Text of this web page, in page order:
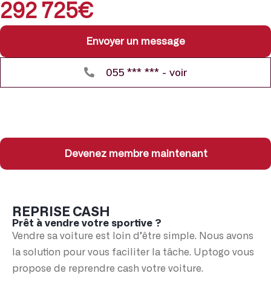
292 725€
Envoyer un message
055 *** *** - voir
Devenez membre maintenant
REPRISE CASH
Prêt à vendre votre sportive ?
Vendre sa voiture est loin d’être simple. Nous avons
la solution pour vous faciliter la tâche. Uptogo vous
propose de reprendre cash votre voiture.